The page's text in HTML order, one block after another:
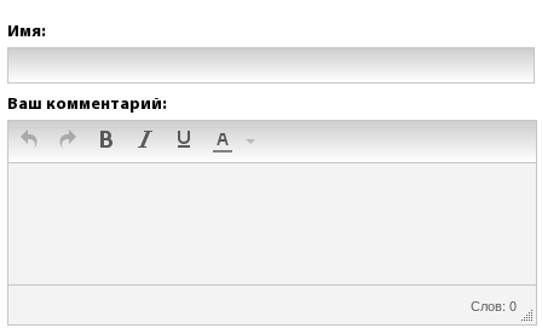
Имя:
Ваш комментарий:
Слов: 0